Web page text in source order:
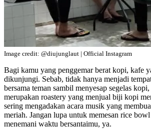
Image credit: @diujunglaut | Official Instagram
Bagi kamu yang penggemar berat kopi, kafe
dikunjungi. Sebab, tidak hanya menjadi
bersama teman sambil menyesap segelas
merupakan roastery yang menjual biji kopi
sering mengadakan acara musik yang
meriah. Jangan lupa untuk memesan rice
menemani waktu bersantaimu, ya.